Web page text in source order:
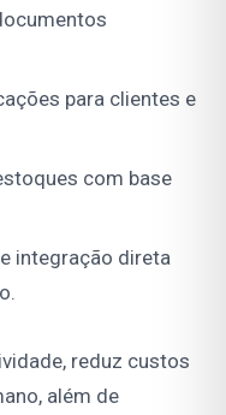
para clientes e
com base
integração direta
reduz custos
além de